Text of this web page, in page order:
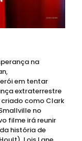
na
em tentar
extraterrestre
como Clark
no
filme irá reunir
história de